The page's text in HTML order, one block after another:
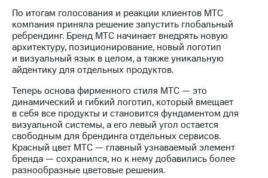
Корпоративный
секретарь
Раскрытие
информации
Информация
акционерам
ПАО
"МТС"
Собрания
акционеров
Личный
кабинет
акционера
Акционерный
По итогам голосования и реакции клиентов МТС
компания приняла решение запустить глобальный
ребрендинг. Бренд МТС начинает внедрять новую
архитектуру, позиционирование, новый логотип
и визуальный язык в целом, а также уникальную
айдентику для отдельных продуктов.
Теперь основа фирменного стиля МТС — это
динамический и гибкий логотип, который вмещает
в себя все продукты и становится фундаментом для
визуальной системы, а его левый угол остается
свободным для брендинга отдельных сервисов.
Красный цвет МТС — главный узнаваемый элемент
бренда — сохранился, но к нему добавились более
разнообразные цветовые решения.